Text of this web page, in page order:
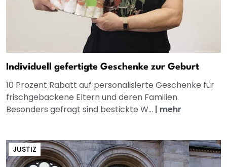
Individuell gefertigte Geschenke zur Geburt
10 Prozent Rabatt auf personalisierte Geschenke für
frischgebackene Eltern und deren Familien.
Besonders gefragt sind bestickte W... | mehr
JUSTIZ